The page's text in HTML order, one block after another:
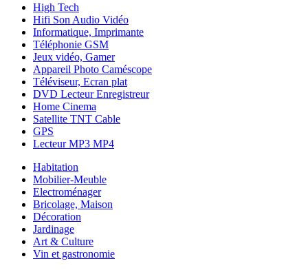
High Tech
Hifi Son Audio Vidéo
Informatique, Imprimante
Téléphonie GSM
Jeux vidéo, Gamer
Appareil Photo Caméscope
Téléviseur, Ecran plat
DVD Lecteur Enregistreur
Home Cinema
Satellite TNT Cable
GPS
Lecteur MP3 MP4
Habitation
Mobilier-Meuble
Electroménager
Bricolage, Maison
Décoration
Jardinage
Art & Culture
Vin et gastronomie